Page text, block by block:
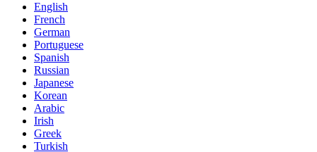
English
French
German
Portuguese
Spanish
Russian
Japanese
Korean
Arabic
Irish
Greek
Turkish